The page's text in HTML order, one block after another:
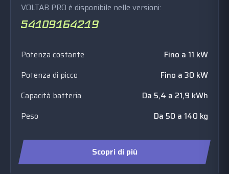
VOLTAB PRO è disponibile nelle versioni:
Potenza costante
Fino a 11 kW
Potenza di picco
Fino a 30 kW
Capacità batteria
Da 5,4 a 21,9 kWh
Peso
Da 50 a 140 kg
Scopri di più